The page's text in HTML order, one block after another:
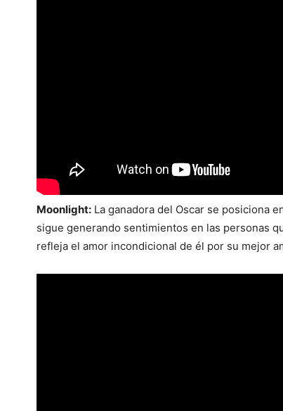
Moonlight: La ganadora del Oscar se posiciona
sigue generando sentimientos en las personas
refleja el amor incondicional de él por su mejor